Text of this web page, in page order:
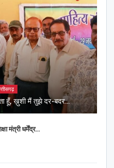
हूँ, ख़ुशी मैं तुझे दर-बदर…
मंत्री धर्मेंद्र…